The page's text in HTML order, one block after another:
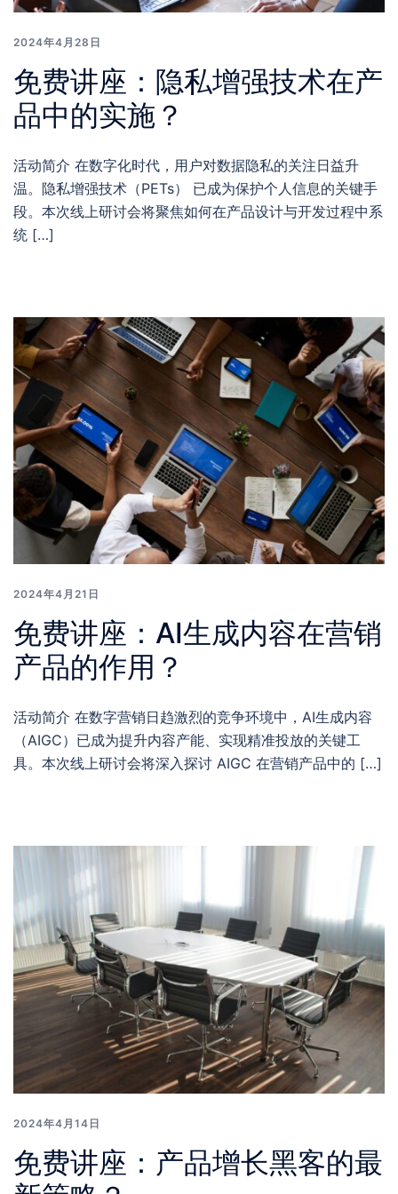
2024年4月28日
免费讲座：隐私增强技术在产
品中的实施？
活动简介 在数字化时代，用户对数据隐私的关注日益升
温。隐私增强技术（PETs） 已成为保护个人信息的关键手
段。本次线上研讨会将聚焦如何在产品设计与开发过程中系
统 […]
2024年4月21日
免费讲座：AI生成内容在营销
产品的作用？
活动简介 在数字营销日趋激烈的竞争环境中，AI生成内容
（AIGC）已成为提升内容产能、实现精准投放的关键工
具。本次线上研讨会将深入探讨 AIGC 在营销产品中的 […]
2024年4月14日
免费讲座：产品增长黑客的最